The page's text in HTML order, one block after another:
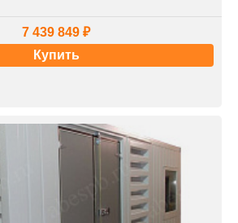
7 439 849 ₽
Купить